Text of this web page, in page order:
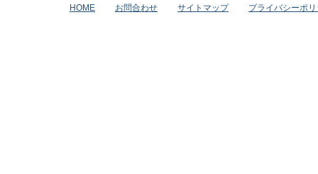
HOME お問合わせ サイトマップ プライバシーポ